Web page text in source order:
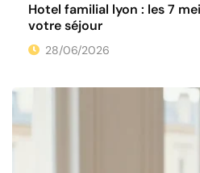
Hotel familial lyon : les 7
votre séjour
28/06/2026